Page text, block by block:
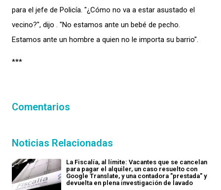
para el jefe de Policía. "¿Cómo no va a estar asustado el
vecino?", dijo . "No estamos ante un bebé de pecho.
Estamos ante un hombre a quien no le importa su barrio".
***
Comentarios
Noticias Relacionadas
La Fiscalía, al límite: Vacantes que se cancelan
para pagar el alquiler, un caso resuelto con
Google Translate, y una contadora "prestada" y
devuelta en plena investigación de lavado